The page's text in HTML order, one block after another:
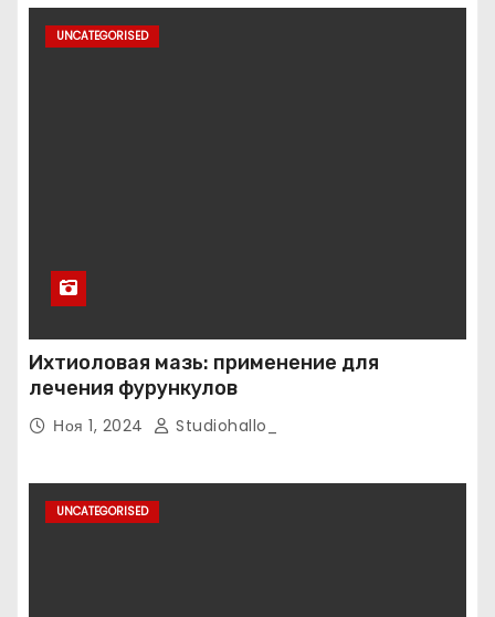
UNCATEGORISED
Ихтиоловая мазь: применение для
лечения фурункулов
Ноя 1, 2024 Studiohallo_
UNCATEGORISED